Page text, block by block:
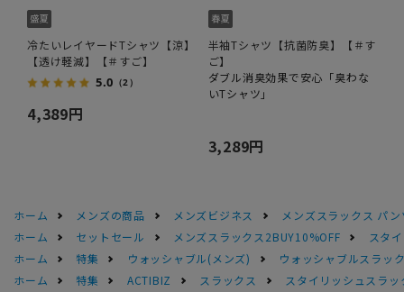
冷たいレイヤードTシャツ【涼】
【透け軽減】【＃すご】
5.0 （2）
4,389円
半袖Tシャツ【抗菌防臭】【＃す
ご】
ダブル消臭効果で安心「臭わな
いTシャツ」
3,289円
ホーム メンズの商品 メンズビジネス
メンズスラックス パン
ホーム
セットセール メンズスラックス2BUY10%OFF
スタ
ホーム
特集 ウォッシャブル(メンズ)
ウォッシャブルスラッ
ホーム
特集 ACTIBIZ スラックス
スタイリッシュスラ